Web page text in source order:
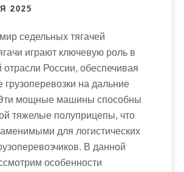
2025
седельных тягачей
играют ключевую роль в
отрасли России, обеспечивая
на дальние
мощные машины способны
тяжелые полуприцепы, что
для логистических
В данной
особенности